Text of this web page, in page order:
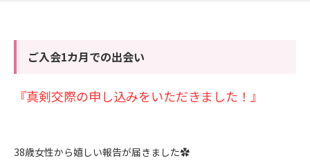
ご入会1カ月での出会い
『真剣交際の申し込みをいただきました！』
38歳女性から嬉しい報告が届きました✿